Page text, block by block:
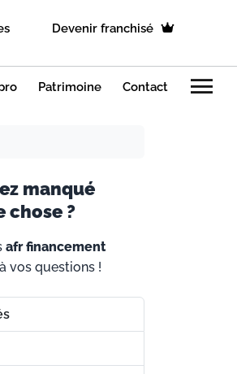
Devenir franchisé
Patrimoine Contact menu
manqué
chose ?
afr financement
vos questions !